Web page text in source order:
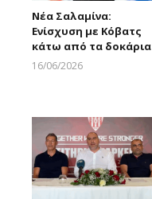
Νέα Σαλαμίνα:
Ενίσχυση με Κόβατς
κάτω από τα δοκάρια
16/06/2026